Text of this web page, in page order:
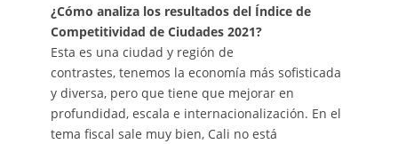
¿Cómo analiza los resultados del Índice de
Competitividad de Ciudades 2021?
Esta es una ciudad y región de
contrastes, tenemos la economía más sofisticada
y diversa, pero que tiene que mejorar en
profundidad, escala e internacionalización. En el
tema fiscal sale muy bien, Cali no está